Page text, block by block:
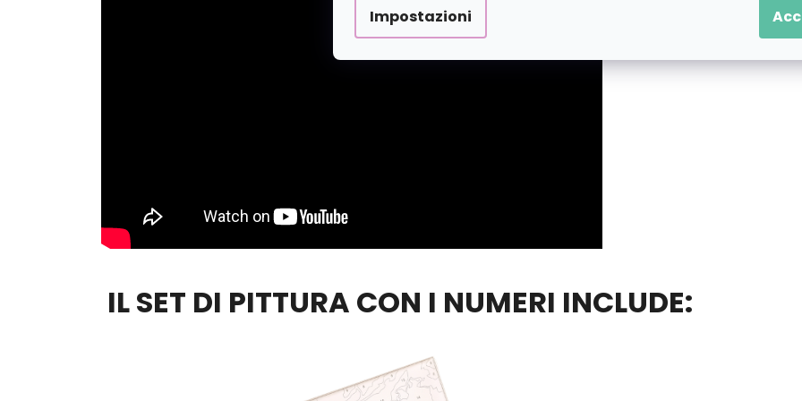
Impostazioni
IL SET DI PITTURA CON I NUMERI INCLUDE: